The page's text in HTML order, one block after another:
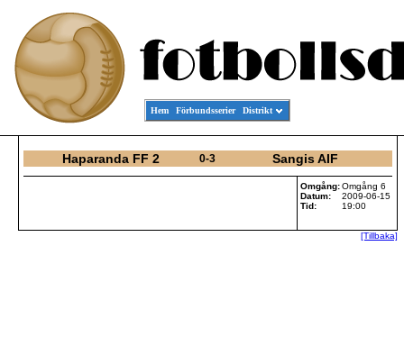
Hem Förbundsserier Distrikt
Haparanda FF 2 0-3 Sangis AIF
Omgång:Omgång 6
Datum:
2009-06-15
Tid:
19:00
[Tillbaka]